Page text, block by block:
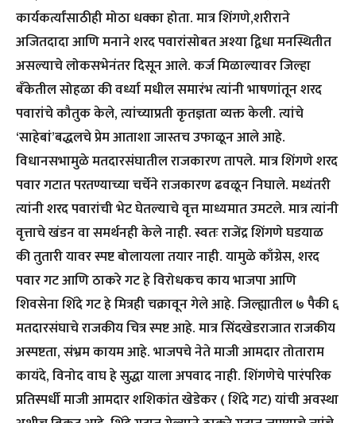
कार्यकर्त्यांसाठीही मोठा धक्का होता. मात्र शिंगणे,शरीराने
अजितदादा आणि मनाने शरद पवारांसोबत अश्या द्विधा मनस्थितीत
असल्याचे लोकसभेनंतर दिसून आले. कर्ज मिळाल्यावर जिल्हा
बँकेतील सोहळा की वर्ध्या मधील समारंभ त्यांनी भाषणांतून शरद
पवारांचे कौतुक केले, त्यांच्याप्रती कृतज्ञता व्यक्त केली. त्यांचे
‘साहेबां’बद्धलचे प्रेम आताशा जास्तच उफाळून आले आहे.
विधानसभामुळे मतदारसंघातील राजकारण तापले. मात्र शिंगणे शरद
पवार गटात परतण्याच्या चर्चेने राजकारण ढवळून निघाले. मध्यंतरी
त्यांनी शरद पवारांची भेट घेतल्याचे वृत्त माध्यमात उमटले. मात्र त्यांनी
वृत्ताचे खंडन वा समर्थनही केले नाही. स्वतः राजेंद्र शिंगणे घडयाळ
की तुतारी यावर स्पष्ट बोलायला तयार नाही. यामुळे काँग्रेस, शरद
पवार गट आणि ठाकरे गट हे विरोधकच काय भाजपा आणि
शिवसेना शिंदे गट हे मित्रही चक्रावून गेले आहे. जिल्ह्यातील ७ पैकी ६
मतदारसंघाचे राजकीय चित्र स्पष्ट आहे. मात्र सिंदखेडराजात राजकीय
अस्पष्टता, संभ्रम कायम आहे. भाजपचे नेते माजी आमदार तोताराम
कायंदे, विनोद वाघ हे सुद्धा याला अपवाद नाही. शिंगणेचे पारंपरिक
प्रतिस्पर्धी माजी आमदार शशिकांत खेडेकर ( शिंदे गट) यांची अवस्था